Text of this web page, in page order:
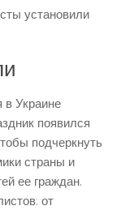
установили
в Украине
появился
подчеркнуть
страны и
ее граждан.
от